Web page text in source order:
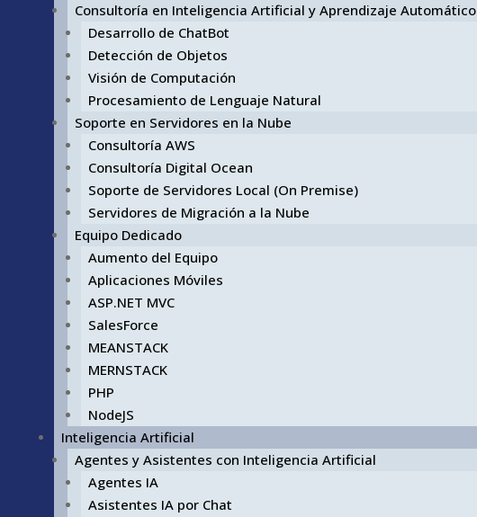
Consultoría en Inteligencia Artificial y Aprendizaje Automático
Desarrollo de ChatBot
Detección de Objetos
Visión de Computación
Procesamiento de Lenguaje Natural
Soporte en Servidores en la Nube
Consultoría AWS
Consultoría Digital Ocean
Soporte de Servidores Local (On Premise)
Servidores de Migración a la Nube
Equipo Dedicado
Aumento del Equipo
Aplicaciones Móviles
ASP.NET MVC
SalesForce
MEANSTACK
MERNSTACK
PHP
NodeJS
Inteligencia Artificial
Agentes y Asistentes con Inteligencia Artificial
Agentes IA
Asistentes IA por Chat